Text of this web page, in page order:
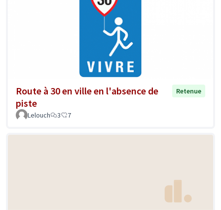
Route à 30 en ville en l'absence de
piste
Retenue
Lelouch 3 7